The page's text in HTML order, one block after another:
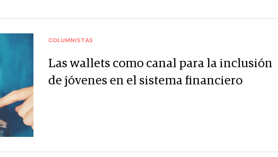
COLUMNISTAS
Las wallets como canal para la inclusión
de jóvenes en el sistema financiero